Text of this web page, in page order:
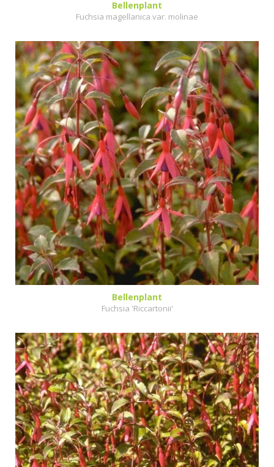
Bellenplant
Fuchsia magellanica var. molinae
Bellenplant
Fuchsia 'Riccartonii'